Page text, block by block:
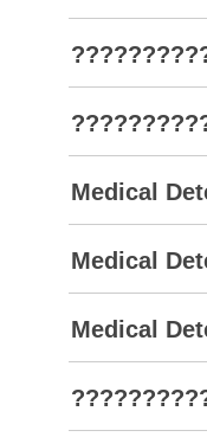
Medical
Medical
Medical